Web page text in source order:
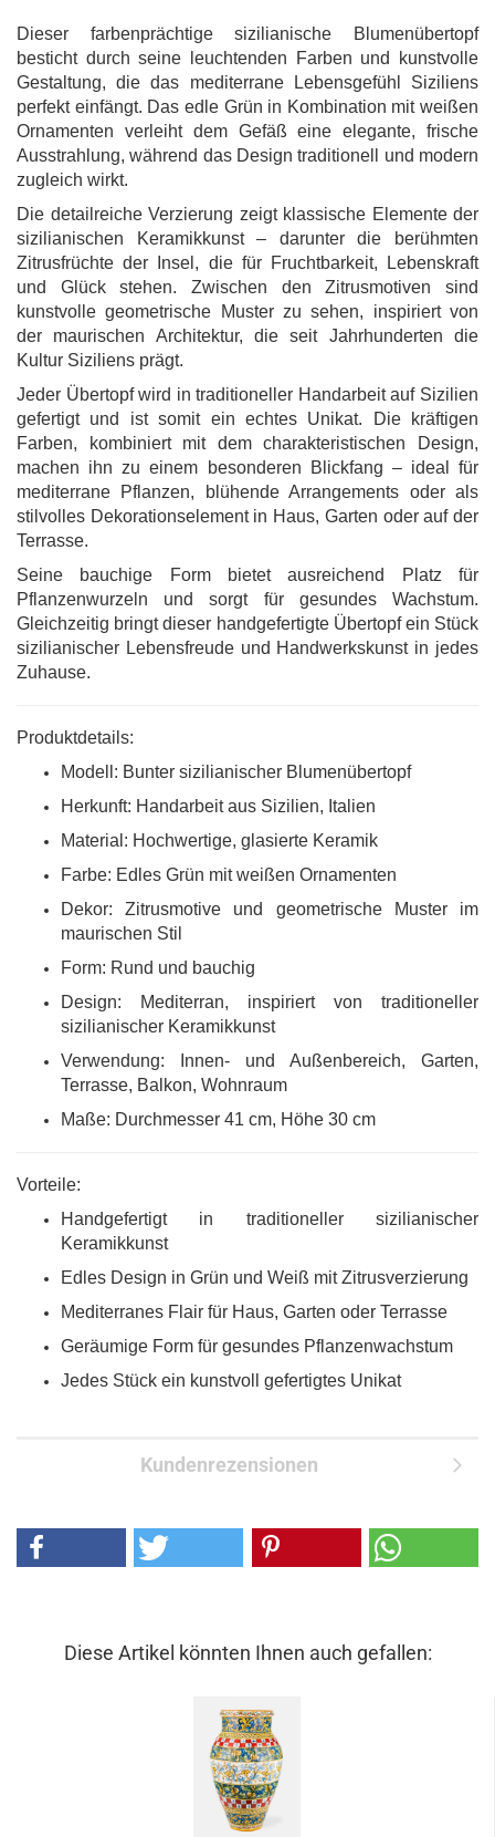
Dieser farbenprächtige sizilianische Blumenübertopf
besticht durch seine leuchtenden Farben und kunstvolle
Gestaltung, die das mediterrane Lebensgefühl Siziliens
perfekt einfängt. Das edle Grün in Kombination mit weißen
Ornamenten verleiht dem Gefäß eine elegante, frische
Ausstrahlung, während das Design traditionell und modern
zugleich wirkt.
Die detailreiche Verzierung zeigt klassische Elemente der
sizilianischen Keramikkunst – darunter die berühmten
Zitrusfrüchte der Insel, die für Fruchtbarkeit, Lebenskraft
und Glück stehen. Zwischen den Zitrusmotiven sind
kunstvolle geometrische Muster zu sehen, inspiriert von
der maurischen Architektur, die seit Jahrhunderten die
Kultur Siziliens prägt.
Jeder Übertopf wird in traditioneller Handarbeit auf Sizilien
gefertigt und ist somit ein echtes Unikat. Die kräftigen
Farben, kombiniert mit dem charakteristischen Design,
machen ihn zu einem besonderen Blickfang – ideal für
mediterrane Pflanzen, blühende Arrangements oder als
stilvolles Dekorationselement in Haus, Garten oder auf der
Terrasse.
Seine bauchige Form bietet ausreichend Platz für
Pflanzenwurzeln und sorgt für gesundes Wachstum.
Gleichzeitig bringt dieser handgefertigte Übertopf ein Stück
sizilianischer Lebensfreude und Handwerkskunst in jedes
Zuhause.
Produktdetails:
Modell: Bunter sizilianischer Blumenübertopf
Herkunft: Handarbeit aus Sizilien, Italien
Material: Hochwertige, glasierte Keramik
Farbe: Edles Grün mit weißen Ornamenten
Dekor: Zitrusmotive und geometrische Muster im
maurischen Stil
Form: Rund und bauchig
Design: Mediterran, inspiriert von traditioneller
sizilianischer Keramikkunst
Verwendung: Innen- und Außenbereich, Garten,
Terrasse, Balkon, Wohnraum
Maße: Durchmesser 41 cm, Höhe 30 cm
Vorteile:
Handgefertigt in traditioneller sizilianischer
Keramikkunst
Edles Design in Grün und Weiß mit Zitrusverzierung
Mediterranes Flair für Haus, Garten oder Terrasse
Geräumige Form für gesundes Pflanzenwachstum
Jedes Stück ein kunstvoll gefertigtes Unikat
Kundenrezensionen
Diese Artikel könnten Ihnen auch gefallen: